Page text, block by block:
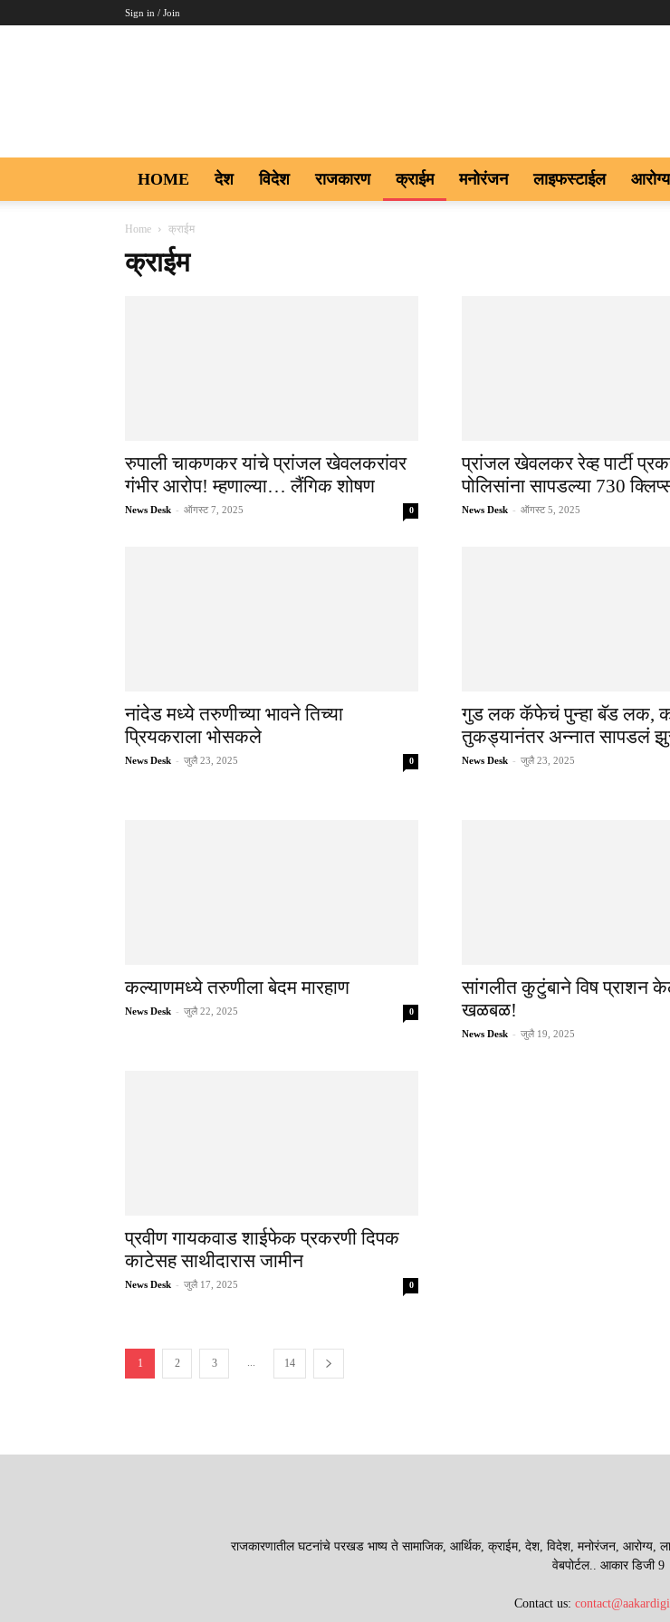
Sign in / Join
HOME देश विदेश राजकारण क्राईम मनोरंजन लाइफस्टाईल आरोग्य
Home क्राईम
क्राईम
रुपाली चाकणकर यांचे प्रांजल खेवलकरांवर
गंभीर आरोप! म्हणाल्या… लैंगिक शोषण
News Desk - ऑगस्ट 7, 2025 0
प्रांजल खेवलकर रेव्ह पार्टी
पोलिसांना सापडल्या 730
News Desk - ऑगस्ट 5, 2025
नांदेड मध्ये तरुणीच्या भावने तिच्या
प्रियकराला भोसकले
News Desk - जुलै 23, 2025 0
गुड लक कॅफेचं पुन्हा बॅड लक,
तुकड्यानंतर अन्नात सापडलं
News Desk - जुलै 23, 2025
कल्याणमध्ये तरुणीला बेदम मारहाण
News Desk - जुलै 22, 2025 0
सांगलीत कुटुंबाने विष प्राशन
खळबळ!
News Desk - जुलै 19, 2025
प्रवीण गायकवाड शाईफेक प्रकरणी दिपक
काटेसह साथीदारास जामीन
News Desk - जुलै 17, 2025 0
1 2 3 ... 14
राजकारणातील घटनांचे परखड भाष्य ते सामाजिक, आर्थिक, क्राईम, देश, विदेश, मनोरंजन, आरोग्य,
वेबपोर्टल.. आकार डिजी 9
Contact us: